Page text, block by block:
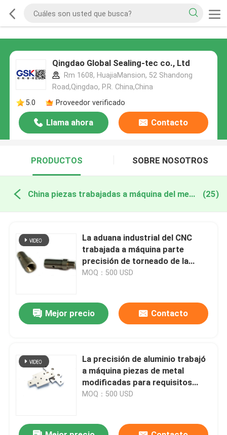
Qingdao Global Sealing-tec co., Ltd
Rm 1608, HuajiaMansion, 52 Shandong
Road,Qingdao, P.R. China,China
5.0
Proveedor verificado
Llama ahora Contacto
PRODUCTOS SOBRE NOSOTROS
China piezas trabajadas a máquina del metal (25)
La aduana industrial del CNC
trabajada a máquina parte
precisión de torneado de la
pieza del torno de cobre amarillo
MOQ：500 USD
Mejor precio Contacto
La precisión de aluminio trabajó
a máquina piezas de metal
modificadas para requisitos
particulares del CNC del tamaño
MOQ：500 USD